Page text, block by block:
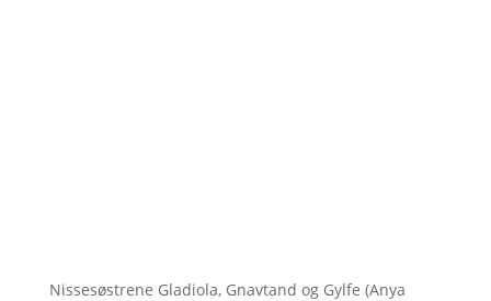
Nissesøstrene Gladiola, Gnavtand og Gylfe (Anya